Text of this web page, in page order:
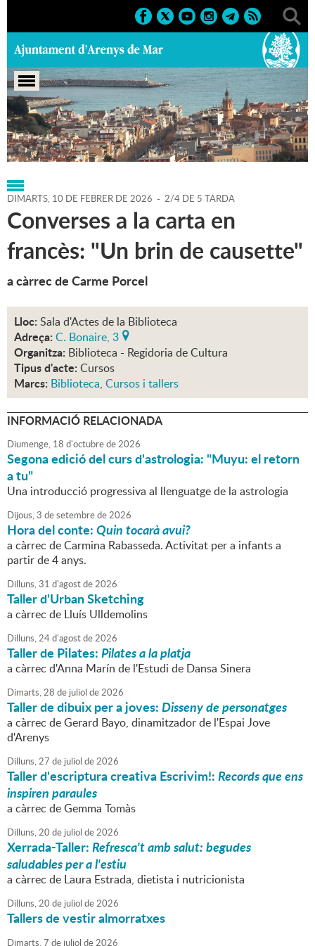
Portada > Agenda > 10-02-2026
DIMARTS, 10 DE FEBRER DE 2026 - 2/4 DE 5 TARDA
Converses a la carta en
francès: "Un brin de causette"
a càrrec de Carme Porcel
Lloc: Sala d'Actes de la Biblioteca
Adreça: C. Bonaire, 3
Organitza: Biblioteca - Regidoria de Cultura
Tipus d'acte: Cursos
Marcs: Biblioteca, Cursos i tallers
INFORMACIÓ RELACIONADA
Diumenge, 18 d'octubrede2026
Segona edició del curs d'astrologia: "Muyu: el retorn
a tu"
Una introducció progressiva al llenguatge de la astrologia
Dijous,3 desetembrede2026
Hora del conte:Quin tocarà avui?
a càrrec de Carmina Rabasseda. Activitat per a infants a
partir de 4 anys.
Dilluns,31 d'agostde2026
Taller d'Urban Sketching
a càrrec de Lluís Ulldemolins
Dilluns,24d'agostde2026
Taller de Pilates:Pilates a la platja
a càrrec d'Anna Marín de l'Estudi de Dansa Sinera
Dimarts,28 de juliol de2026
Taller de dibuix per a joves:Disseny de personatges
a càrrec de Gerard Bayo, dinamitzador de l'Espai Jove
d'Arenys
Dilluns,27 de juliol de2026
Taller d'escriptura creativa Escrivim!:Records que ens
inspiren paraules
a càrrec de Gemma Tomàs
Dilluns,20 de juliol de2026
Xerrada-Taller:Refresca't amb salut: begudes
saludables per a l'estiu
a càrrec de Laura Estrada, dietista i nutricionista
Dilluns,20 de juliol de2026
Tallers de vestir almorratxes
Dimarts,7 de juliol de2026